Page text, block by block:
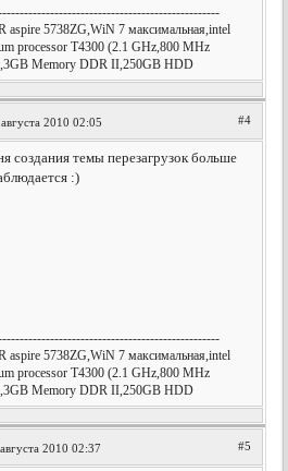
aspire 5738ZG,WiN 7 максимальная,intel
processor T4300 (2.1 GHz,800 MHz
Memory DDR II,250GB HDD
2010 02:05 #4
создания темы перезагрузок больше
:)
aspire 5738ZG,WiN 7 максимальная,intel
processor T4300 (2.1 GHz,800 MHz
Memory DDR II,250GB HDD
2010 02:37 #5